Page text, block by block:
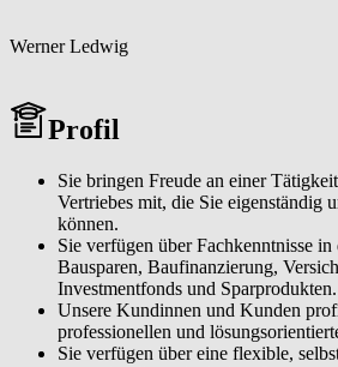
Werner Ledwig
Profil
Sie bringen Freude an einer
Vertriebes mit, die Sie eigenständig
können.
Sie verfügen über Fachkenntnisse in
Bausparen, Baufinanzierung,
Investmentfonds und Sparprodukten.
Unsere Kundinnen und Kunden
professionellen und
Sie verfügen über eine flexible,